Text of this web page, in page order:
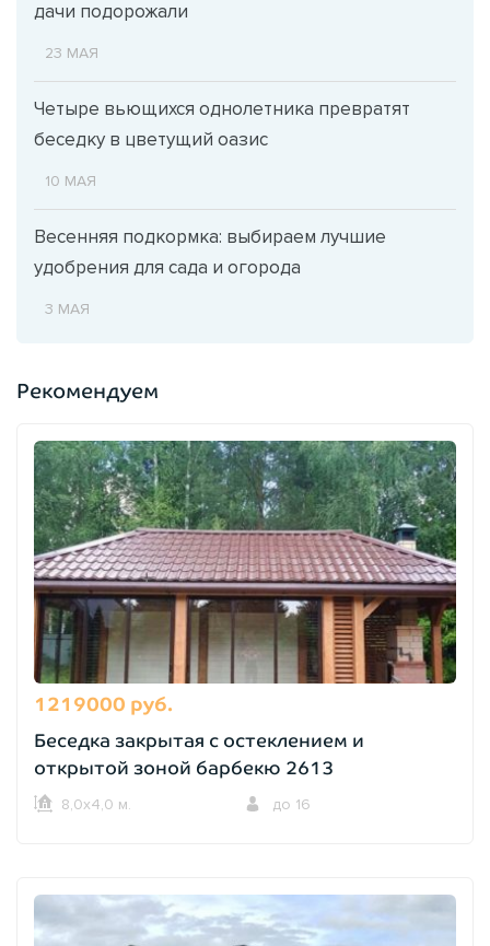
дачи подорожали
23 МАЯ
Четыре вьющихся однолетника превратят
беседку в цветущий оазис
10 МАЯ
Весенняя подкормка: выбираем лучшие
удобрения для сада и огорода
3 МАЯ
Рекомендуем
1219000 руб.
Беседка закрытая с остеклением и
открытой зоной барбекю 2613
8,0х4,0 м. до 16